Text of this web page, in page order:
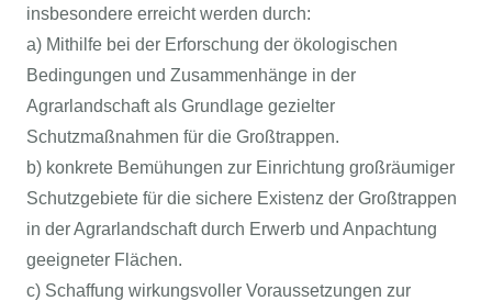
insbesondere erreicht werden durch:
a) Mithilfe bei der Erforschung der ökologischen
Bedingungen und Zusammenhänge in der
Agrarlandschaft als Grundlage gezielter
Schutzmaßnahmen für die Großtrappen.
b) konkrete Bemühungen zur Einrichtung großräumiger
Schutzgebiete für die sichere Existenz der Großtrappen
in der Agrarlandschaft durch Erwerb und Anpachtung
geeigneter Flächen.
c) Schaffung wirkungsvoller Voraussetzungen zur